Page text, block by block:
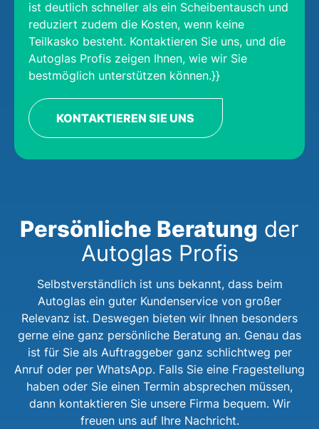
ist deutlich schneller als ein Scheibentausch und
reduziert zudem die Kosten, wenn keine
Teilkasko besteht. Kontaktieren Sie uns, und die
Autoglas Profis zeigen Ihnen, wie wir Sie
bestmöglich unterstützen können.}}
KONTAKTIEREN SIE UNS
Persönliche Beratung der
Autoglas Profis
Selbstverständlich ist uns bekannt, dass beim
Autoglas ein guter Kundenservice von großer
Relevanz ist. Deswegen bieten wir Ihnen besonders
gerne eine ganz persönliche Beratung an. Genau das
ist für Sie als Auftraggeber ganz schlichtweg per
Anruf oder per WhatsApp. Falls Sie eine Fragestellung
haben oder Sie einen Termin absprechen müssen,
dann kontaktieren Sie unsere Firma bequem. Wir
freuen uns auf Ihre Nachricht.